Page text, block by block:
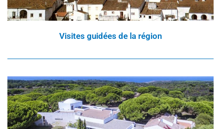
Visites guidées de la région